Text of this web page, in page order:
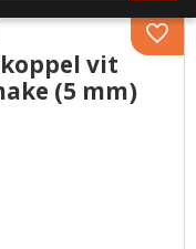
vit
(5 mm)